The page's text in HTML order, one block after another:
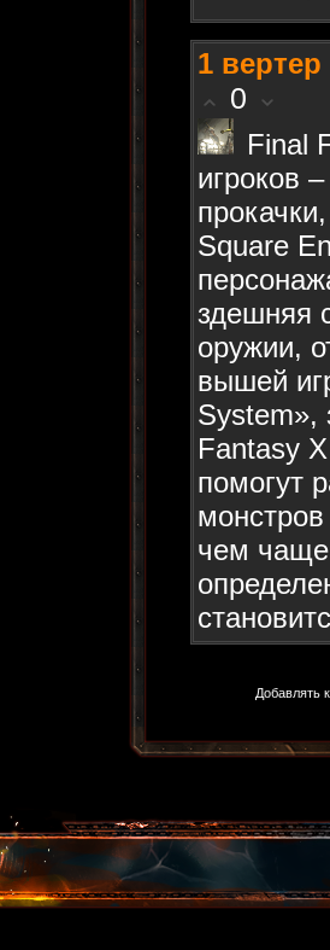
1 вертер
0
Final
игроков
Square
здешняя
оружии,
вышей
System»,
Fantasy
помогут
чем чаще
Добавлять